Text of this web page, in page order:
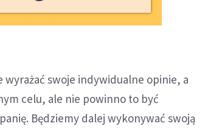
wyrażać swoje indywidualne opinie, a
celu, ale nie powinno to być
Będziemy dalej wykonywać swoją